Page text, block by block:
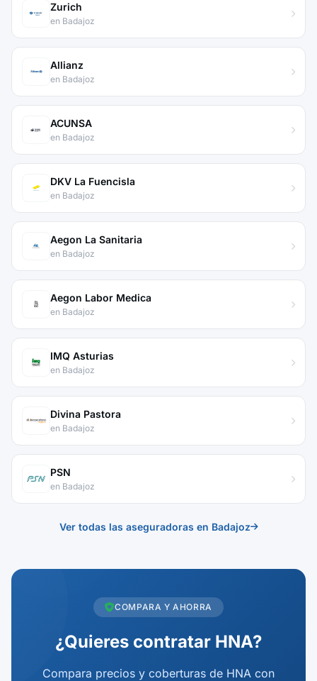
Zurich
en Badajoz
Allianz
en Badajoz
ACUNSA
en Badajoz
DKV La Fuencisla
en Badajoz
Aegon La Sanitaria
en Badajoz
Aegon Labor Medica
en Badajoz
IMQ Asturias
en Badajoz
Divina Pastora
en Badajoz
PSN
en Badajoz
Ver todas las aseguradoras en Badajoz
COMPARA Y AHORRA
¿Quieres contratar HNA?
Compara precios y coberturas de HNA con